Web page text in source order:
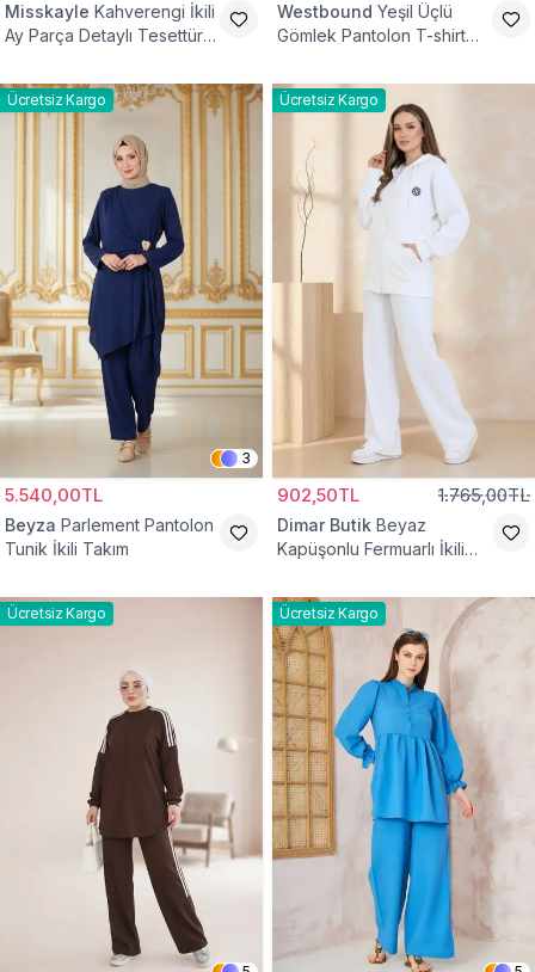
Misskayle Kahverengi İkili
Ay Parça Detaylı Tesettür
Westbound Yeşil Üçlü
Gömlek Pantolon T-shirt
Ücretsiz Kargo
3
5.540,00TL
Beyza Parlement Pantolon
Tunik İkili Takım
Ücretsiz Kargo
902,50TL 1.765,00TL
Dimar Butik Beyaz
Kapüşonlu Fermuarlı İkili
Ücretsiz Kargo Ücretsiz Kargo